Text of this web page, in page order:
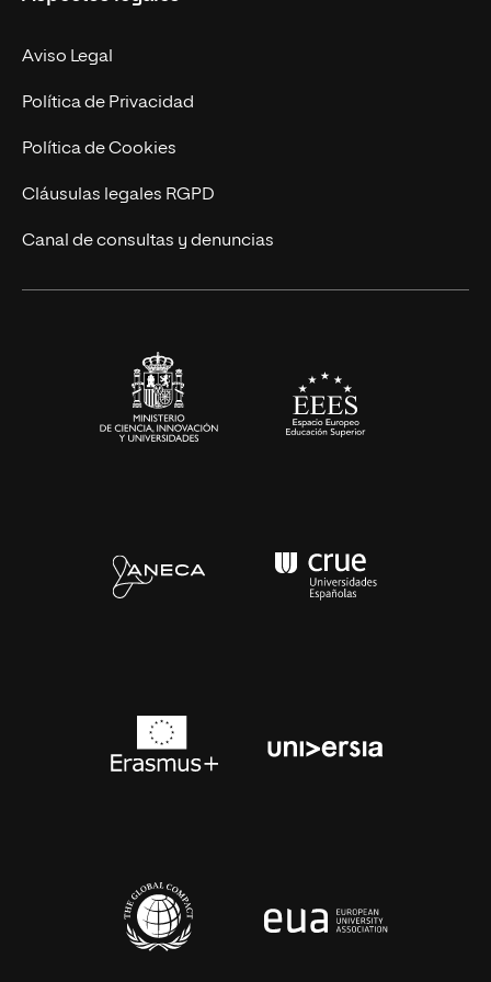
Experto Universitario
Postgrados
Cursos Universitarios
Facultades
Nuestro Equipo
Trabaja en UNIR
Actualidad
UNIR Revista
Eventos
Aviso Legal
Política de Privacidad
Política de Cookies
Cláusulas legales RGPD
Canal de consultas y denuncias